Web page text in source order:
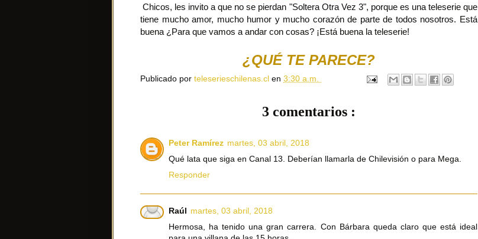
Chicos, les invito a que no se pierdan "Soltera Otra Vez 3", porque es una teleserie que
tiene mucho amor, mucho humor y mucho corazón de parte de todos nosotros. Está
buena ¿Para que vamos a andar con cosas? ¡Está buena la teleserie!
¿QUÉ TE PARECE?
Publicado por teleserieschilenas.cl en 3:30 a.m.
3 comentarios :
Peter Ramírez martes, 03 abril, 2018
Qué lata que siga en Canal 13. Deberían llamarla de Chilevisión o para Mega.
Responder
Raúl martes, 03 abril, 2018
Hermosa, ha tenido una gran carrera. Con Bárbara queda claro que está ideal